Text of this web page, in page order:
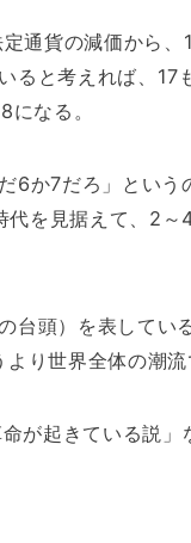
通貨の減価から、
ると考えれば、17
なる。
6か7だろ」という
を見据えて、2～
台頭）を表してい
り世界全体の潮流
が起きている説」